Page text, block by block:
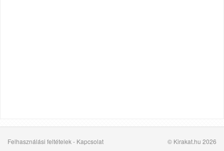
Felhasználási feltételek- Kapcsolat © Kirakat.hu 2026